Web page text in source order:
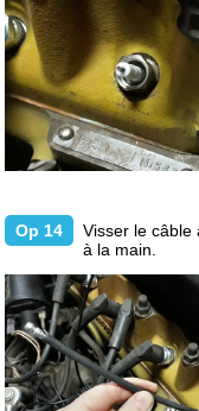
Op 14
Visser le câble
à la main.